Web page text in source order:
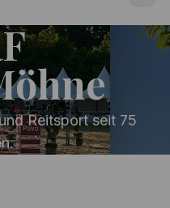
Reitsport seit 75